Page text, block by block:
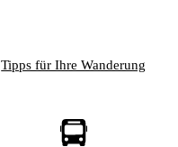
Tipps für Ihre Wanderung